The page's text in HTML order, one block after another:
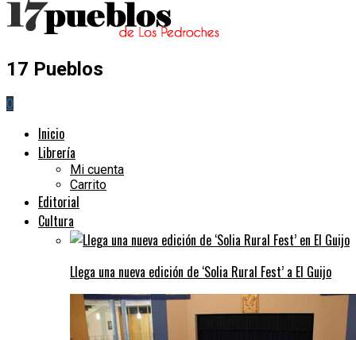
17 Pueblos
0
Inicio
Librería
Mi cuenta
Carrito
Editorial
Cultura
Llega una nueva edición de ‘Solia Rural Fest’ a El Guijo